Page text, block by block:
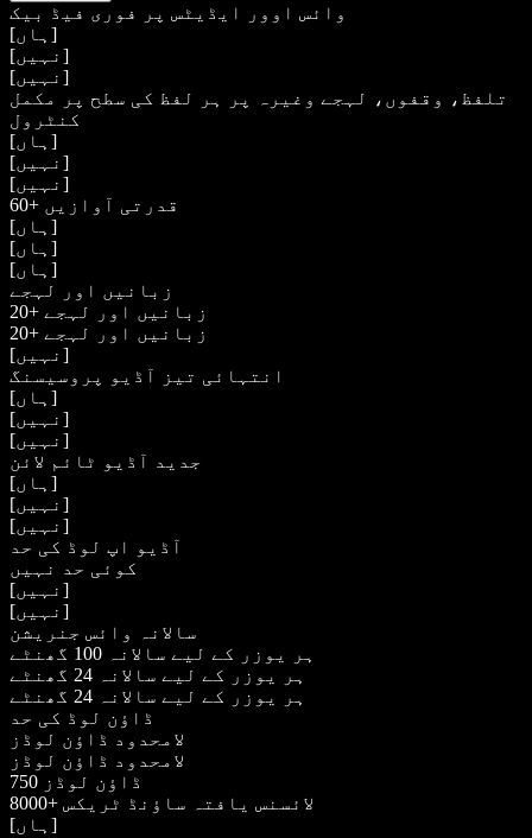
وائس اوور ایڈیٹس پر فوری فیڈ بیک
[ہاں]
[نہیں]
[نہیں]
تلفظ، وقفوں، لہجے وغیرہ پر ہر لفظ کی سطح پر مکمل
کنٹرول
[ہاں]
[نہیں]
[نہیں]
60+ قدرتی آوازیں
[ہاں]
[ہاں]
[ہاں]
زبانیں اور لہجے
20+ زبانیں اور لہجے
20+ زبانیں اور لہجے
[نہیں]
انتہائی تیز آڈیو پروسیسنگ
[ہاں]
[نہیں]
[نہیں]
جدید آڈیو ٹائم لائن
[ہاں]
[نہیں]
[نہیں]
آڈیو اپ لوڈ کی حد
کوئی حد نہیں
[نہیں]
[نہیں]
سالانہ وائس جنریشن
ہر یوزر کے لیے سالانہ 100 گھنٹے
ہر یوزر کے لیے سالانہ 24 گھنٹے
ہر یوزر کے لیے سالانہ 24 گھنٹے
ڈاؤن لوڈ کی حد
لامحدود ڈاؤن لوڈز
لامحدود ڈاؤن لوڈز
750 ڈاؤن لوڈز
8000+ لائسنس یافتہ ساؤنڈ ٹریکس
[ہاں]